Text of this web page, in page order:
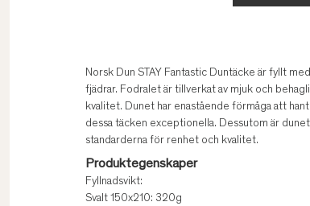
Norsk Dun STAY Fantastic Duntäcke är fyllt
fjädrar. Fodralet är tillverkat av mjuk och
kvalitet. Dunet har enastående förmåga att
dessa täcken exceptionella. Dessutom är
standarderna för renhet och kvalitet.
Produktegenskaper
Fyllnadsvikt:
Svalt 150x210: 320g